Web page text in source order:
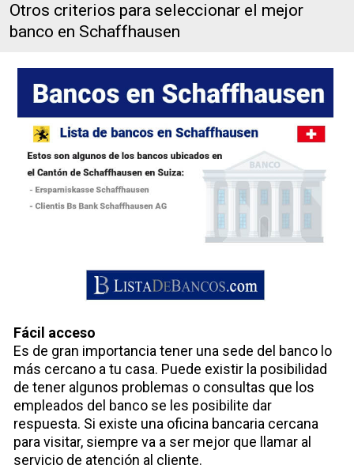
Otros criterios para seleccionar el mejor
banco en Schaffhausen
Fácil acceso
Es de gran importancia tener una sede del banco lo
más cercano a tu casa. Puede existir la posibilidad
de tener algunos problemas o consultas que los
empleados del banco se les posibilite dar
respuesta. Si existe una oficina bancaria cercana
para visitar, siempre va a ser mejor que llamar al
servicio de atención al cliente.